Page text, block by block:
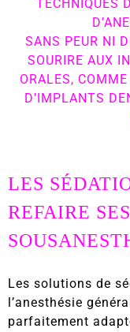
TECHNIQUES
SANS PEUR NI
SOURIRE AUX
ORALES,
D’IMPLANTS
LES
REFAIRE
Les solutions de
l’anesthésie
parfaitement